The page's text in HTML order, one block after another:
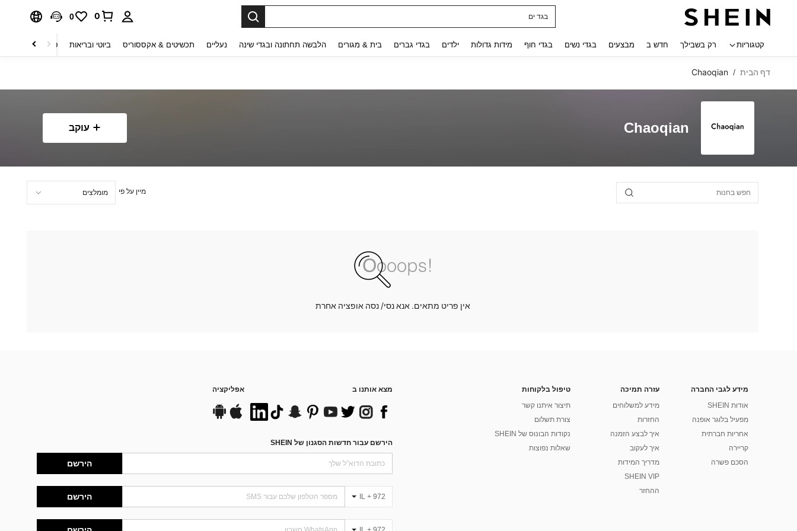
בגד ים
0
0
קטגוריות רק בשבילך חדש ב מבצעים בגדי נשים בגדי חוף מידות גדולות ילדים בגדי גברים בית & מגורים הלבשה תחתונה ובגדי שינה נעליים תכשיטים & אקססוריס ביוטי ובריאות טקסטיל לבית
דף הבית /
Chaoqian
Chaoqian עוקב
מיין על פי
אין פריט מתאים. אנא נסי/ נסה אופציה אחרת
מידע לגבי החברה
אודות SHEIN
מפעיל בלוגר אופנה
אחריות חברתית
קריירה
הסכם פשרה
עזרה תמיכה
מידע למשלוחים
החזרות
איך לבצע הזמנה
איך לעקוב
מדריך המידות
SHEIN VIP
ההחזר
טיפול בלקוחות
תיצור איתנו קשר
צורת תשלום
נקודות הבונוס של SHEIN
שאלות נפוצות
מצא אותנו ב אפליקציה
הירשם עבור חדשות הסגנון של SHEIN
הירשם
IL + 972 הירשם